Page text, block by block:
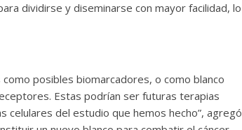
dividirse y diseminarse con mayor facilidad, lo
posibles biomarcadores, o como blanco
Estas podrían ser futuras terapias
celulares del estudio que hemos hecho”, agregó